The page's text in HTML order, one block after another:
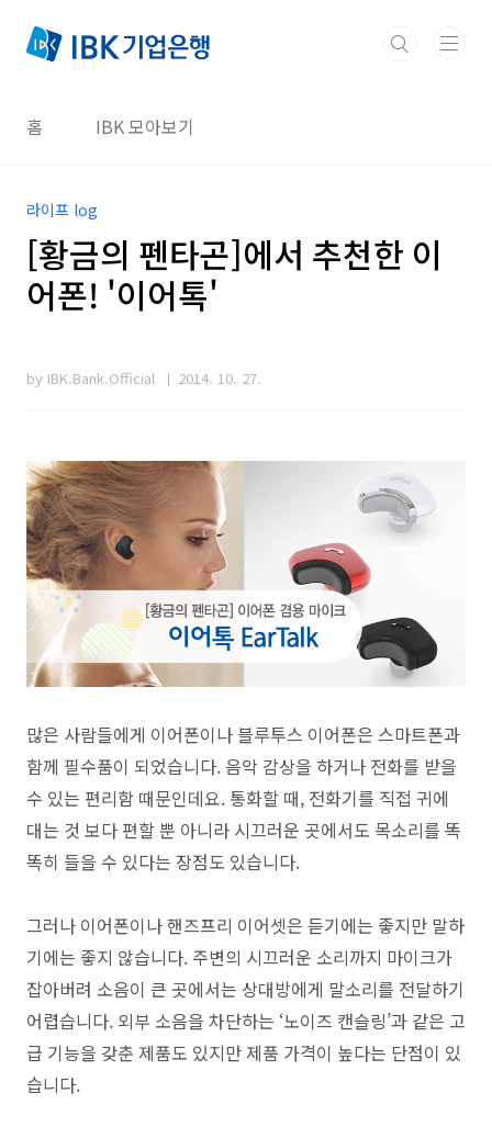
홈 IBK 모아보기
라이프 log
[황금의 펜타곤]에서 추천한 이
어폰! '이어톡'
by IBK.Bank.Official 2014. 10. 27.
많은 사람들에게 이어폰이나 블루투스 이어폰은 스마트폰과
함께 필수품이 되었습니다. 음악 감상을 하거나 전화를 받을
수 있는 편리함 때문인데요. 통화할 때, 전화기를 직접 귀에
대는 것 보다 편할 뿐 아니라 시끄러운 곳에서도 목소리를 똑
똑히 들을 수 있다는 장점도 있습니다.
그러나 이어폰이나 핸즈프리 이어셋은 듣기에는 좋지만 말하
기에는 좋지 않습니다. 주변의 시끄러운 소리까지 마이크가
잡아버려 소음이 큰 곳에서는 상대방에게 말소리를 전달하기
어렵습니다. 외부 소음을 차단하는 ‘노이즈 캔슬링’과 같은 고
급 기능을 갖춘 제품도 있지만 제품 가격이 높다는 단점이 있
습니다.